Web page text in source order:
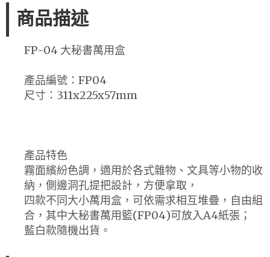
商品描述
FP-04 大秘書萬用盒
產品編號：FP04
尺寸：311x225x57mm
產品特色
霧面繽紛色調，適用於各式雜物、文具等小物的收
納，側邊洞孔提把設計，方便拿取，
四款不同大小萬用盒，可依需求相互堆疊，自由組
合，其中大秘書萬用籃(FP04)可放入A4紙張；
藍白款隨機出貨。